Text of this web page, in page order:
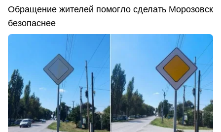
Обращение жителей помогло сделать Морозовск
безопаснее